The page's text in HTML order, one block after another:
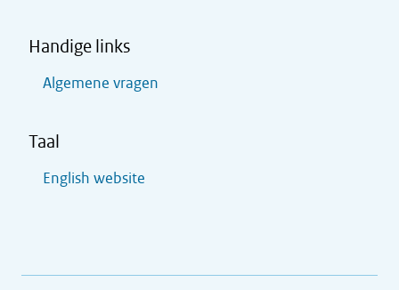
Handige links
Algemene vragen
Taal
English website